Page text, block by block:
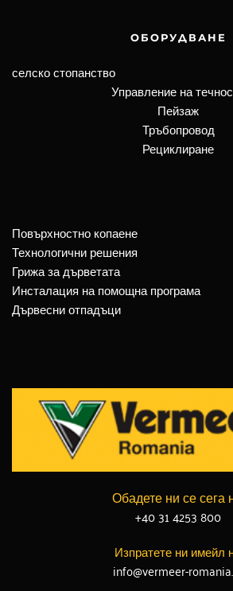
ОБОРУДВАНЕ
селско стопанство
Управление на
Пейзаж
Тръбопровод
Рециклиране
Повърхностно копаене
Технологични решения
Грижа за дърветата
Инсталация на помощна програма
Дървесни отпадъци
Обадете ни се сега
+40 31 4253 800
Изпратете ни имейл
info@vermeer-